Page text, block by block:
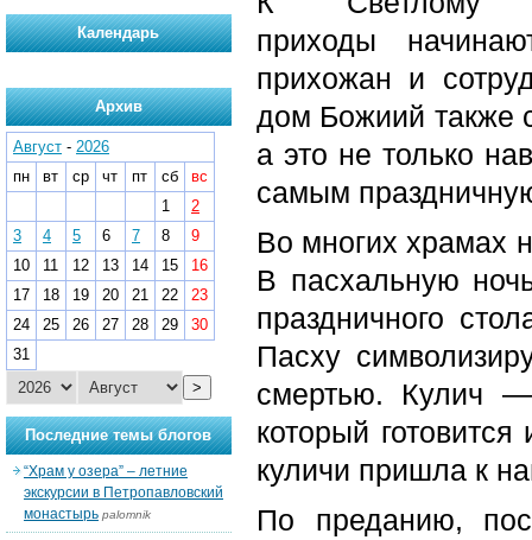
приходы
прихожан и
дом Божиий также
а это не только
самым
Во многих храмах
В пасхальную
праздничного
Пасху
смертью. Кулич
который
куличи пришла к
По преданию,
Календарь
Архив
Август - 2026
пн
вт ср чт пт сб
вс
1
2
3
4 5 6 7 8
9
10
11 12 13 14 15
16
17
18 19 20 21 22
23
24
25 26 27 28 29
30
31
>
Последние темы блогов
“Храм у озера” – летние
экскурсии в Петропавловский
монастырь palomnik